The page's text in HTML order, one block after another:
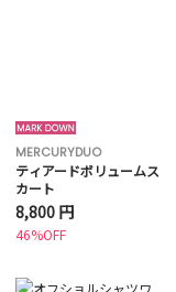
MERCURYDUO
ティアードボリュームス
カート
8,800 円
46%OFF